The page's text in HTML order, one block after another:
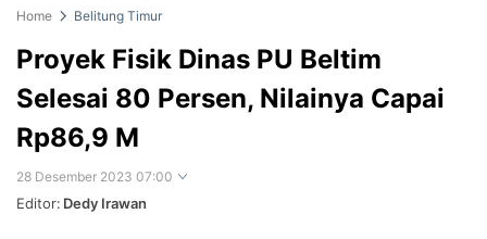
Home Belitung Timur
Proyek Fisik Dinas PU Beltim
Selesai 80 Persen, Nilainya Capai
Rp86,9 M
28 Desember 2023 07:00
Editor: Dedy Irawan